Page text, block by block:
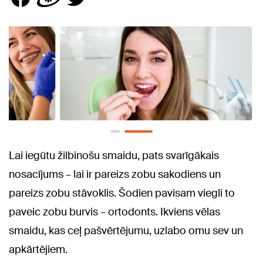
Lai iegūtu žilbinošu smaidu, pats svarīgākais
nosacījums – lai ir pareizs zobu sakodiens un
pareizs zobu stāvoklis. Šodien pavisam viegli to
paveic zobu burvis – ortodonts. Ikviens vēlas
smaidu, kas ceļ pašvērtējumu, uzlabo omu sev un
apkārtējiem.